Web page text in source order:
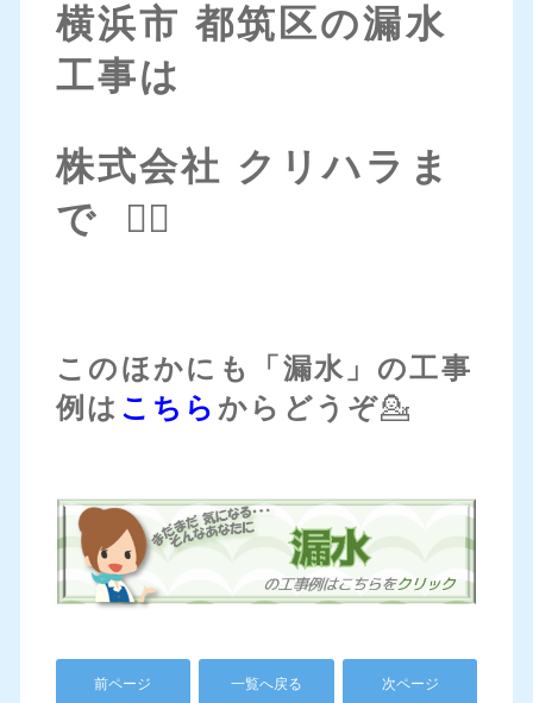
横浜市 都筑区の漏水
工事は
株式会社 クリハラま
で 💁‍♀️
このほかにも「漏水」の工事
例は こちら からどうぞ💁
前ページ 一覧へ戻る 次ページ